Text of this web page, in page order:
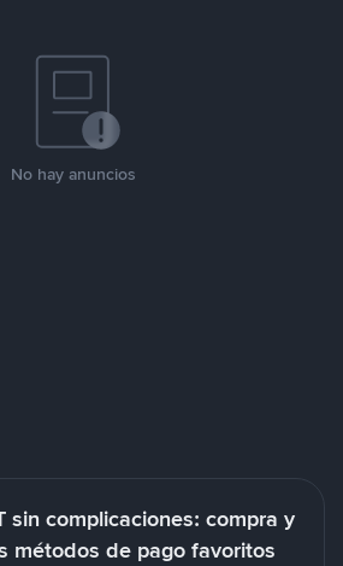
No hay anuncios
sin complicaciones: compra y
métodos de pago favoritos